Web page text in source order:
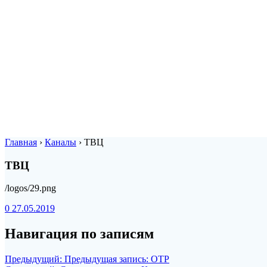
Главная › Каналы › ТВЦ
ТВЦ
/logos/29.png
0 27.05.2019
Навигация по записям
Предыдущий: Предыдущая запись: ОТР